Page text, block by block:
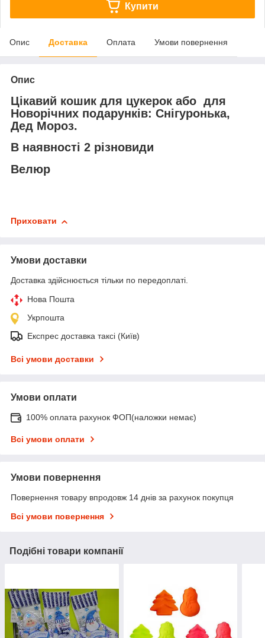
Купити
Опис Доставка Оплата Умови повернення
Опис
Цікавий кошик для цукерок або для
Новорічних подарунків: Снігуронька,
Дед Мороз.
В наявності 2 різновиди
Велюр
Приховати
Умови доставки
Доставка здійснюється тільки по передоплаті.
Нова Пошта
Укрпошта
Експрес доставка таксі (Київ)
Всі умови доставки
Умови оплати
100% оплата рахунок ФОП(наложки немає)
Всі умови оплати
Умови повернення
Повернення товару впродовж 14 днів за рахунок покупця
Всі умови повернення
Подібні товари компанії